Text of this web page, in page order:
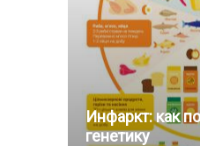
Инфаркт: как
генетику